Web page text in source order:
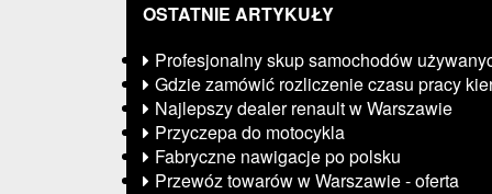
OSTATNIE ARTYKUŁY
Profesjonalny skup samochodów
Gdzie zamówić rozliczenie czasu pracy
Najlepszy dealer renault w Warszawie
Przyczepa do motocykla
Fabryczne nawigacje po polsku
Przewóz towarów w Warszawie - oferta